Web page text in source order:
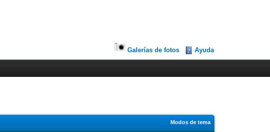
Galerías de fotos Ayuda
Modos de tema